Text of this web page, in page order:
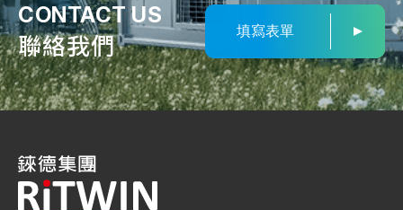
CONTACT US
聯絡我們
填寫表單